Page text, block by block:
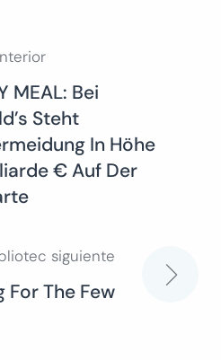
MEAL: Bei
Steht
In Höhe
€ Auf Der
siguiente
For The Few